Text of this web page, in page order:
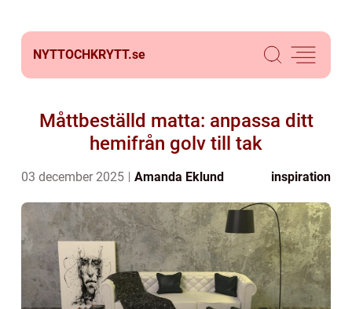
NYTTOCHKRYTT.se
Måttbeställd matta: anpassa ditt
hemifrån golv till tak
03 december 2025 Amanda Eklund inspiration